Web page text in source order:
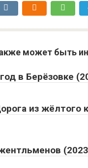
может быть
в Берёзовке
из жёлтого